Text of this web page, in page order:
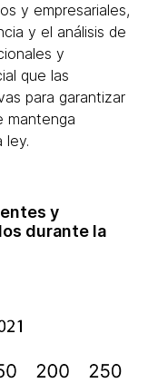
y empresariales,
y el análisis de
y
que las
para garantizar
mantenga
ley.
y
durante la